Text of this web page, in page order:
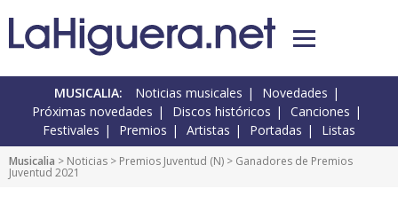
MUSICALIA: Noticias musicales
Novedades
Próximas novedades
Discos históricos
Canciones
Festivales
Premios Artistas Portadas Listas
Musicalia > Noticias > Premios Juventud (N) > Ganadores de Premios
Juventud 2021